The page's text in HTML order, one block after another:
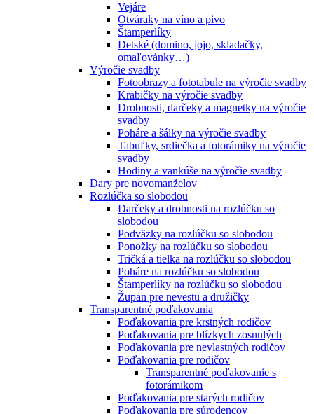
Vejáre
Otváraky na víno a pivo
Štamperlíky
Detské (domino, jojo, skladačky,
omaľovánky…)
Výročie svadby
Fotoobrazy a fototabule na výročie svadby
Krabičky na výročie svadby
Drobnosti, darčeky a magnetky na výročie
svadby
Poháre a šálky na výročie svadby
Tabuľky, srdiečka a fotorámiky na výročie
svadby
Hodiny a vankúše na výročie svadby
Dary pre novomanželov
Rozlúčka so slobodou
Darčeky a drobnosti na rozlúčku so
slobodou
Podväzky na rozlúčku so slobodou
Ponožky na rozlúčku so slobodou
Tričká a tielka na rozlúčku so slobodou
Poháre na rozlúčku so slobodou
Štamperlíky na rozlúčku so slobodou
Župan pre nevestu a družičky
Transparentné poďakovania
Poďakovania pre krstných rodičov
Poďakovania pre blízkych zosnulých
Poďakovania pre nevlastných rodičov
Poďakovania pre rodičov
Transparentné poďakovanie s
fotorámikom
Poďakovania pre starých rodičov
Poďakovania pre súrodencov